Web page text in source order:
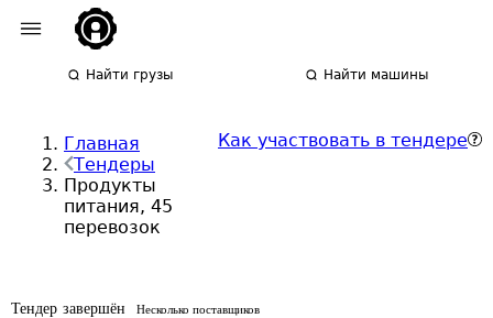
Найти грузы Найти машины
Главная
Тендеры
Продукты
питания, 45
перевозок
Как участвовать в тендере
Тендер завершён Несколько поставщиков